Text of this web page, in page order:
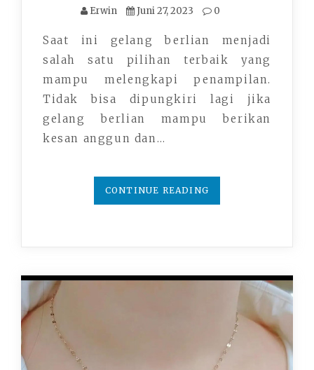
Erwin Juni 27, 2023 0
Saat ini gelang berlian menjadi
salah satu pilihan terbaik yang
mampu melengkapi penampilan.
Tidak bisa dipungkiri lagi jika
gelang berlian mampu berikan
kesan anggun dan…
CONTINUE READING